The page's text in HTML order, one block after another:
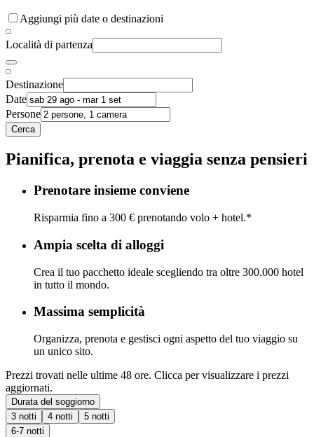
Aggiungi più date o destinazioni
Località di partenza
Destinazione
Date
Persone
Cerca
Pianifica, prenota e viaggia senza pensieri
Prenotare insieme conviene
Risparmia fino a 300 € prenotando volo + hotel.*
Ampia scelta di alloggi
Crea il tuo pacchetto ideale scegliendo tra oltre 300.000 hotel
in tutto il mondo.
Massima semplicità
Organizza, prenota e gestisci ogni aspetto del tuo viaggio su
un unico sito.
Prezzi trovati nelle ultime 48 ore. Clicca per visualizzare i prezzi
aggiornati.
Durata del soggiorno
3 notti
4 notti
5 notti
6-7 notti